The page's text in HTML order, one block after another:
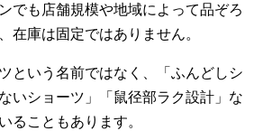
でも店舗規模や地域によって品ぞろ
在庫は固定ではありません。
という名前ではなく、「ふんどしシ
いショーツ」「鼠径部ラク設計」な
ることもあります。